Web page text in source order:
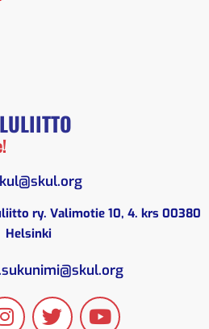
ry. Valimotie 10, 4. krs 00380
Helsinki